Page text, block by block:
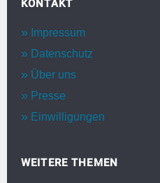
KONTAKT
Impressum
Datenschutz
Über uns
Presse
Einwilligungen
WEITERE THEMEN